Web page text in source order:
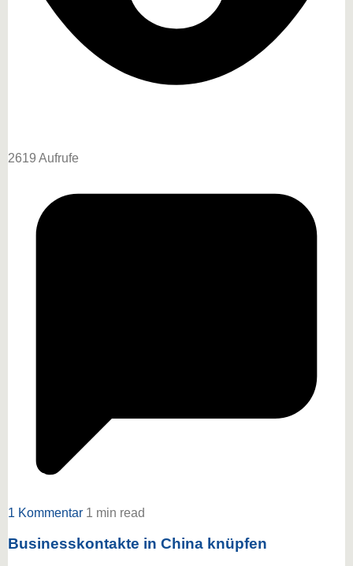
2619 Aufrufe
1 Kommentar 1 min read
Businesskontakte in China knüpfen